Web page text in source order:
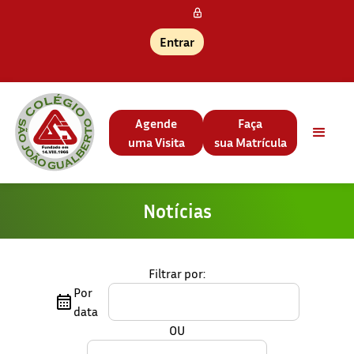
Entrar
Agende
uma Visita
Faça
sua Matrícula
Notícias
Filtrar por:
Por
data
OU